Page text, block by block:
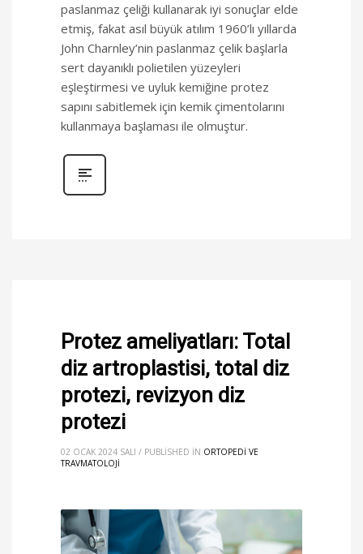
paslanmaz çeliği kullanarak iyi sonuçlar elde
etmiş, fakat asıl büyük atılım 1960’lı yıllarda
John Charnley’nin paslanmaz çelik başlarla
sert dayanıklı polietilen yüzeyleri
eşleştirmesi ve uyluk kemiğine protez
sapını sabitlemek için kemik çimentolarını
kullanmaya başlaması ile olmuştur.
Protez ameliyatları: Total
diz artroplastisi, total diz
protezi, revizyon diz
protezi
02 OCAK 2024 SALI / PUBLISHED IN ORTOPEDI VE
TRAVMATOLOJI